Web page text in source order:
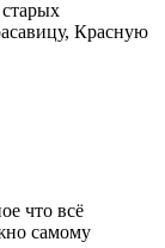
Красную
что всё
самому